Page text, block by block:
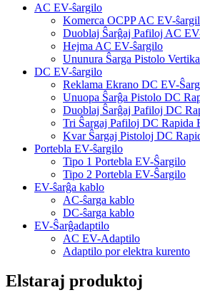
AC EV-ŝargilo
Komerca OCPP AC EV-
Duoblaj Ŝarĝaj Pafiloj AC
Hejma AC EV-ŝargilo
Ununura Ŝarga Pistolo
DC EV-ŝargilo
Reklama Ekrano DC EV-
Unuopa Ŝarĝa Pistolo DC
Duoblaj Ŝarĝaj Pafiloj DC
Tri Ŝargaj Pafiloj DC Rapida
Kvar Ŝargaj Pistoloj DC
Portebla EV-ŝargilo
Tipo 1 Portebla EV-Ŝargilo
Tipo 2 Portebla EV-Ŝargilo
EV-ŝarĝa kablo
AC-ŝarga kablo
DC-ŝarga kablo
EV-Ŝarĝadaptilo
AC EV-Adaptilo
Adaptilo por elektra kurento
Elstaraj produktoj